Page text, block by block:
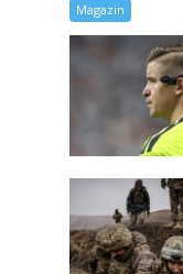
Magazin